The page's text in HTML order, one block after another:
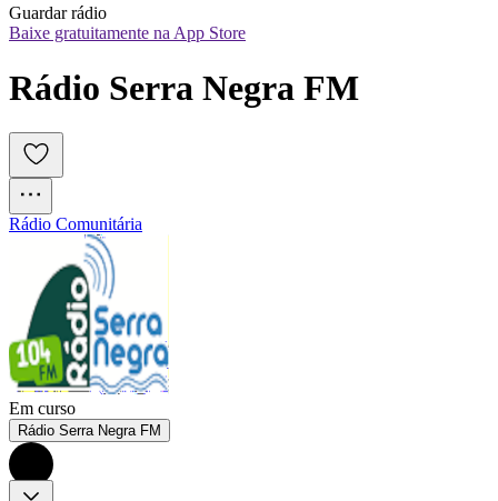
Guardar rádio
Baixe gratuitamente na App Store
Rádio Serra Negra FM
Rádio Comunitária
Em curso
Rádio Serra Negra FM